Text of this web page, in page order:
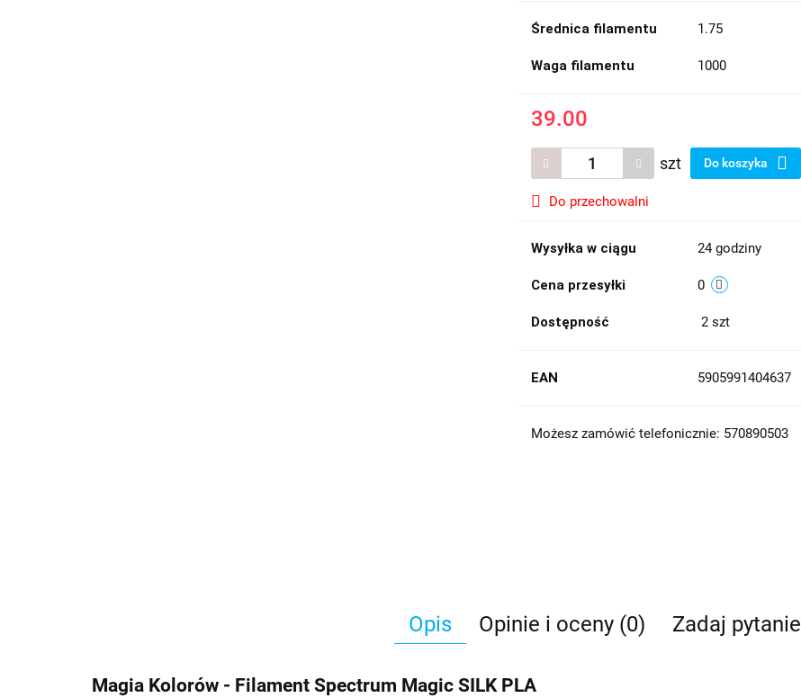
Średnica filamentu 1.75
Waga filamentu 1000
39.00
szt Do koszyka
Do przechowalni
Wysyłka w ciągu 24 godziny
Cena przesyłki 0
Dostępność 2 szt
EAN 5905991404637
Możesz zamówić telefonicznie: 570890503
Opis Opinie i oceny (0) Zadaj pytanie
Magia Kolorów - Filament Spectrum Magic SILK PLA